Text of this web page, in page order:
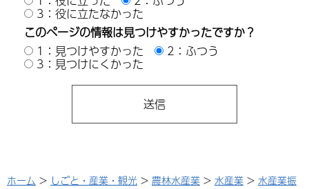
3：役に立たなかった
このページの情報は見つけやすかったですか？
1：見つけやすかった
2：ふつう
3：見つけにくかった
ホーム > しごと・産業・観光 > 農林水産業 > 水産業 > 水産業振